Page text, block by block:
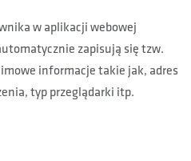
w aplikacji webowej
zapisują się tzw.
informacje takie jak, adres
typ przeglądarki itp.